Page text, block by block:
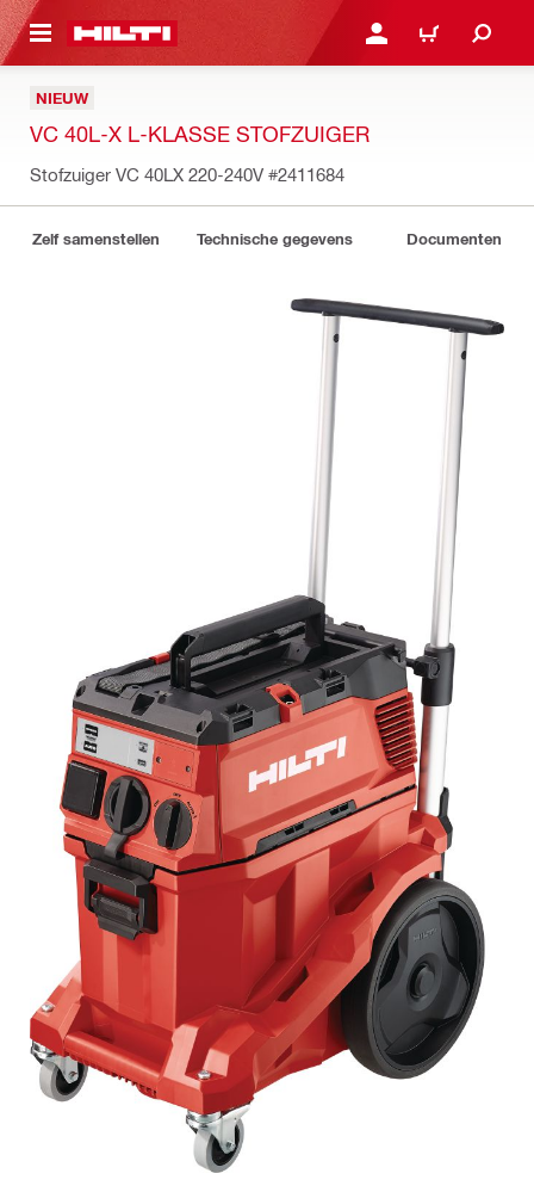
HOOFDINHOUD LOG IN OF REGISTREER
WINKELWAGEN
NIEUW
VC 40L-X L-KLASSE STOFZUIGER
Stofzuiger VC 40LX 220-240V #2411684
Zelf samenstellen Technische gegevens Documenten